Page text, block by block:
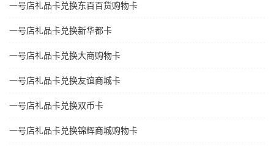
一号店礼品卡兑换东百百货购物卡
一号店礼品卡兑换新华都卡
一号店礼品卡兑换大商购物卡
一号店礼品卡兑换友谊商城卡
一号店礼品卡兑换双币卡
一号店礼品卡兑换锦辉商城购物卡